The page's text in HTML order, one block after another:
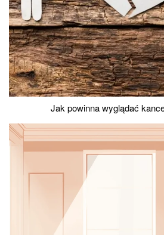
Jak powinna wyglądać